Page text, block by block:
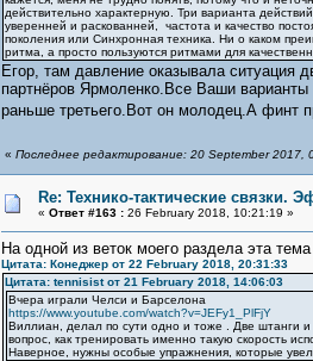
действительно характерную. Три варианта
уверенней и раскованней, частота и качество
поколения или Синхронная техника. Ни о каком
ритма, а просто пользуются ритмами для
Егор, там давление оказывала ситуация
партнёров Ярмоленко.Все Ваши
раньше третьего.Вот он молодец.А финт
« Последнее редактирование: 20 September 2017,
Re: Технико-тактические связки.
« Ответ #163 :26 February 2018, 10:21:19 »
На одной из веток моего раздела эта
Цитата: Конеджер от 22 February 2018, 20:31:33
Цитата: tennisist от 21 February 2018, 14:06:03
Вчера играли Челси и Барселона
https://www.youtube.com/watch?v=JEFy1_PlFjY
Виллиан, делал по сути одно и тоже . Две штанги и
вопрос, как тренировать именно такую скорость
Наверное, нужны особые упражнения, которые